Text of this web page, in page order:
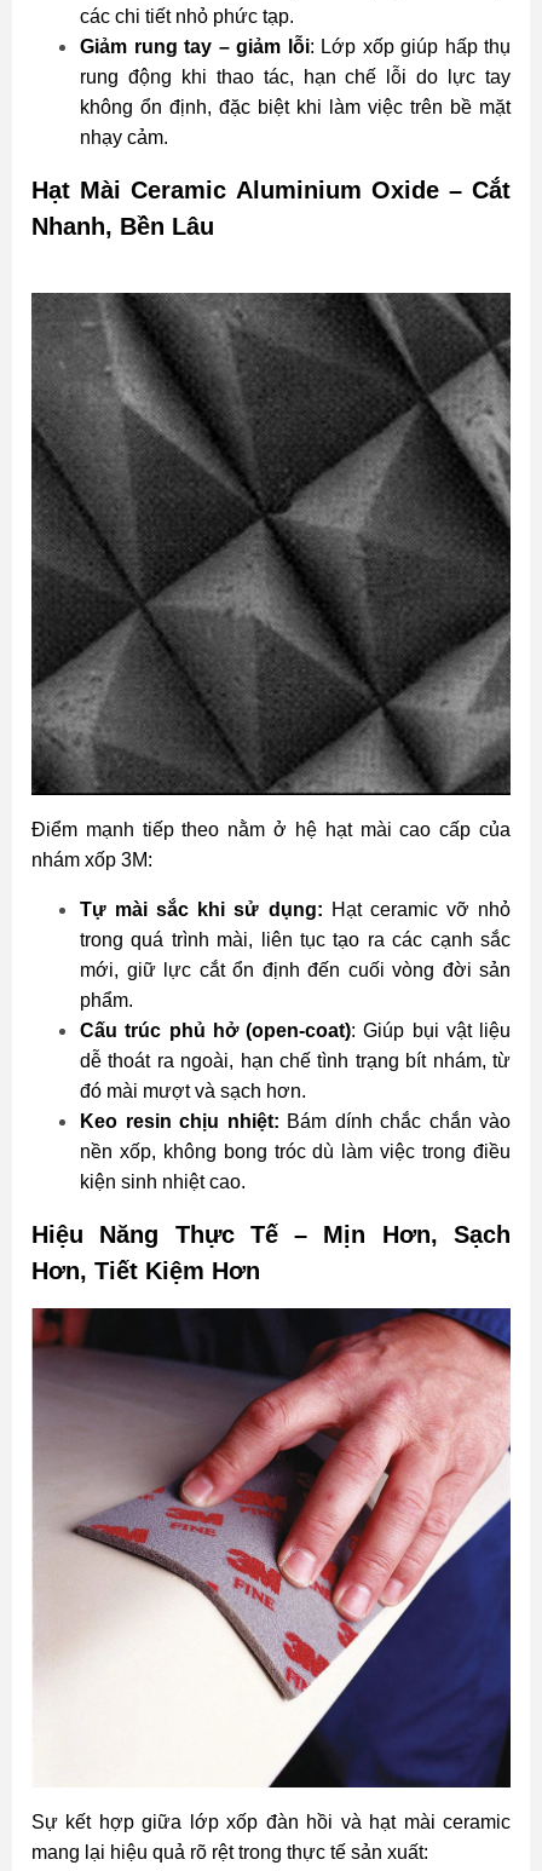
các chi tiết nhỏ phức tạp.
Giảm rung tay – giảm lỗi: Lớp xốp giúp hấp thụ
rung động khi thao tác, hạn chế lỗi do lực tay
không ổn định, đặc biệt khi làm việc trên bề mặt
nhạy cảm.
Hạt Mài Ceramic Aluminium Oxide – Cắt
Nhanh, Bền Lâu
Điểm mạnh tiếp theo nằm ở hệ hạt mài cao cấp của
nhám xốp 3M:
Tự mài sắc khi sử dụng: Hạt ceramic vỡ nhỏ
trong quá trình mài, liên tục tạo ra các cạnh sắc
mới, giữ lực cắt ổn định đến cuối vòng đời sản
phẩm.
Cấu trúc phủ hở (open-coat): Giúp bụi vật liệu
dễ thoát ra ngoài, hạn chế tình trạng bít nhám, từ
đó mài mượt và sạch hơn.
Keo resin chịu nhiệt: Bám dính chắc chắn vào
nền xốp, không bong tróc dù làm việc trong điều
kiện sinh nhiệt cao.
Hiệu Năng Thực Tế – Mịn Hơn, Sạch
Hơn, Tiết Kiệm Hơn
Sự kết hợp giữa lớp xốp đàn hồi và hạt mài ceramic
mang lại hiệu quả rõ rệt trong thực tế sản xuất: